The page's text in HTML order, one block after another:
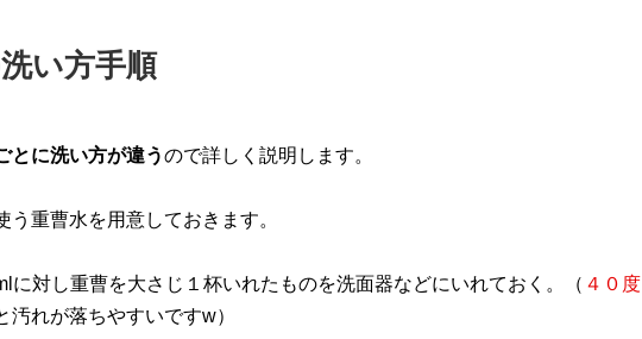
い方手順
とに洗い方が違うので詳しく説明します。
う重曹水を用意しておきます。
に対し重曹を大さじ１杯いれたものを洗面器などにいれておく。（ ４０度
汚れが落ちやすいですw）